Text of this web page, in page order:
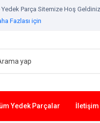
Yedek Parça Sitemize Hoş
Fazlası için
Yedek Parçalar İletişim